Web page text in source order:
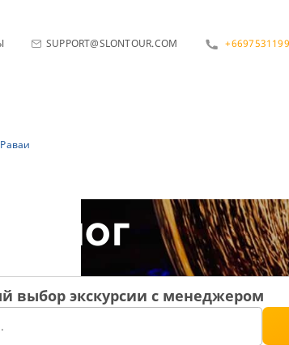
SUPPORT@SLONTOUR.COM
Блог
выбор экскурсии с менеджером